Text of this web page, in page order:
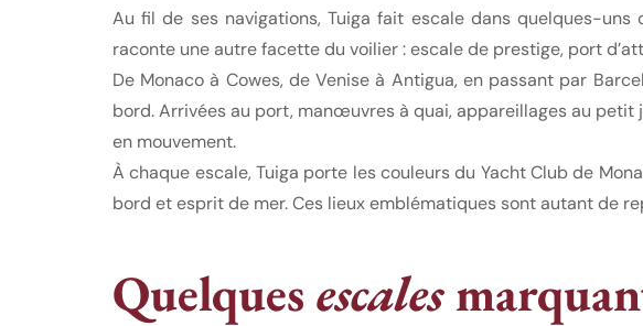
Au fil de ses navigations, Tuiga fait escale dans quelques-
raconte une autre facette du voilier : escale de prestige, port
De Monaco à Cowes, de Venise à Antigua, en passant par
bord. Arrivées au port, manœuvres à quai, appareillages au petit
en mouvement.
À chaque escale, Tuiga porte les couleurs du Yacht Club de
bord et esprit de mer. Ces lieux emblématiques sont autant de
Quelques escales